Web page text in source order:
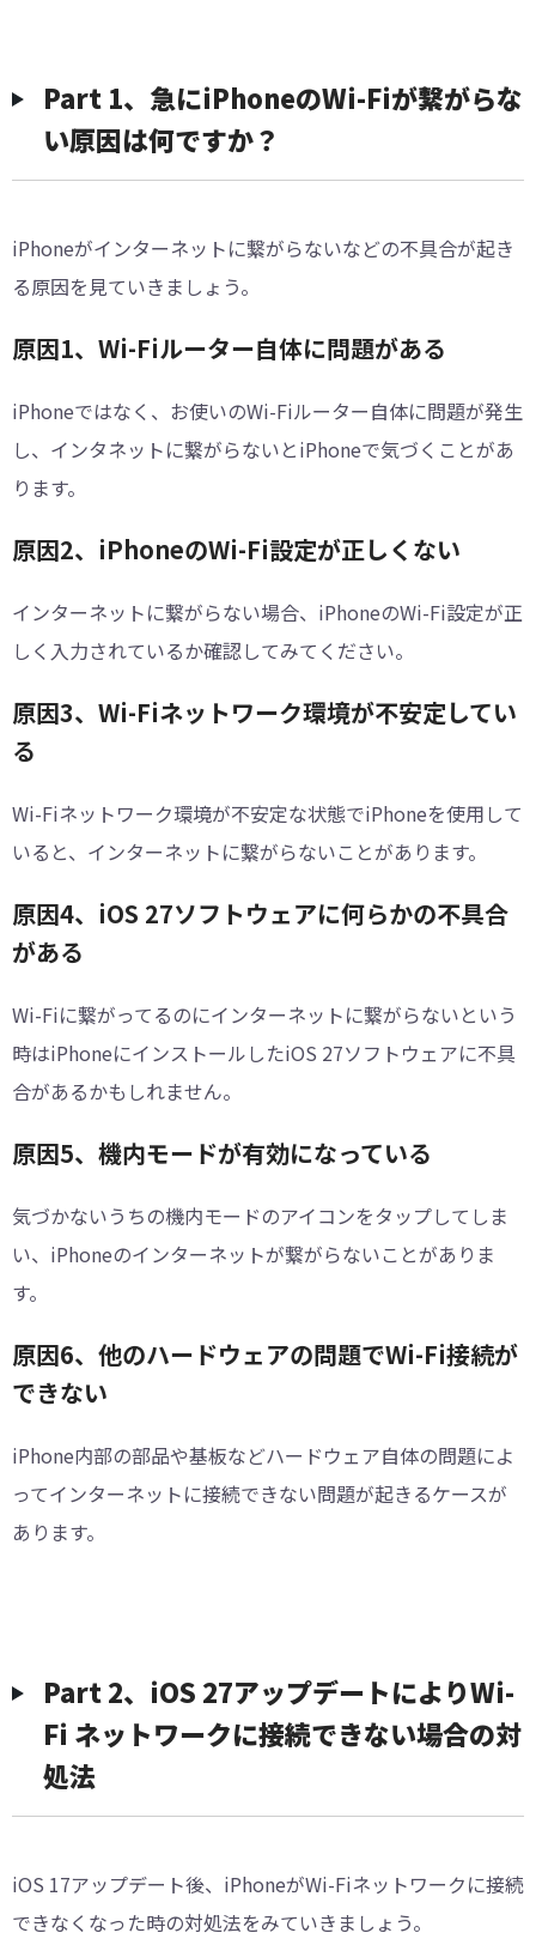
Part 1、急にiPhoneのWi-Fiが繋がらな
い原因は何ですか？
iPhoneがインターネットに繋がらないなどの不具合が起き
る原因を見ていきましょう。
原因1、Wi-Fiルーター自体に問題がある
iPhoneではなく、お使いのWi-Fiルーター自体に問題が発生
し、インタネットに繋がらないとiPhoneで気づくことがあ
ります。
原因2、iPhoneのWi-Fi設定が正しくない
インターネットに繋がらない場合、iPhoneのWi-Fi設定が正
しく入力されているか確認してみてください。
原因3、Wi-Fiネットワーク環境が不安定してい
る
Wi-Fiネットワーク環境が不安定な状態でiPhoneを使用して
いると、インターネットに繋がらないことがあります。
原因4、iOS 27ソフトウェアに何らかの不具合
がある
Wi-Fiに繋がってるのにインターネットに繋がらないという
時はiPhoneにインストールしたiOS 27ソフトウェアに不具
合があるかもしれません。
原因5、機内モードが有効になっている
気づかないうちの機内モードのアイコンをタップしてしま
い、iPhoneのインターネットが繋がらないことがありま
す。
原因6、他のハードウェアの問題でWi-Fi接続が
できない
iPhone内部の部品や基板などハードウェア自体の問題によ
ってインターネットに接続できない問題が起きるケースが
あります。
Part 2、iOS 27アップデートによりWi-
Fi ネットワークに接続できない場合の対
処法
iOS 17アップデート後、iPhoneがWi-Fiネットワークに接続
できなくなった時の対処法をみていきましょう。